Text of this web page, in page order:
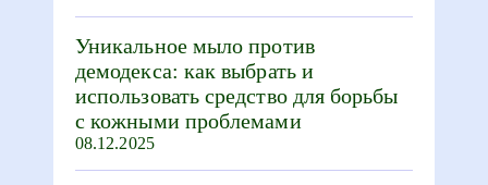
Уникальное мыло против
демодекса: как выбрать и
использовать средство для борьбы
с кожными проблемами
08.12.2025